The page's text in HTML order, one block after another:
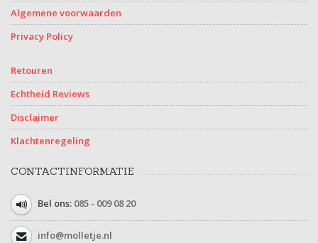
Algemene voorwaarden
Privacy Policy
Retouren
Echtheid Reviews
Disclaimer
Klachtenregeling
CONTACTINFORMATIE
Bel ons: 085 - 009 08 20
info@molletje.nl